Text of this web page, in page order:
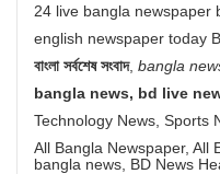
24 live bangla newspaper
english newspaper today
বাংলা সর্বশেষ সংবাদ, bangla
bangla news, bd live
Technology News, Sports
All Bangla Newspaper, All
bangla news, BD News